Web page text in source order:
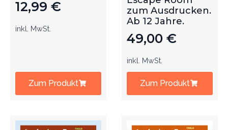
12,99 €
inkl. MwSt.
Zum Produkt
zum Ausdrucken.
Ab 12 Jahre.
49,00 €
inkl. MwSt.
Zum Produkt